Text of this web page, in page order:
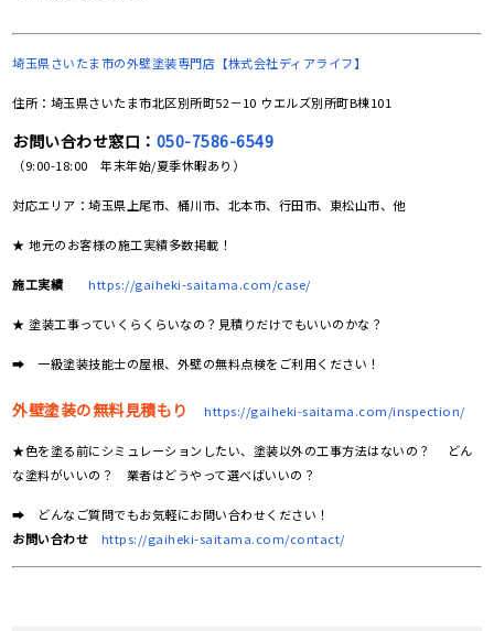
埼玉県さいたま市の外壁塗装専門店【株式会社ディアライフ】
住所：埼玉県さいたま市北区別所町52－10 ウエルズ別所町B棟101
お問い合わせ窓口： 050-7586-6549
（9:00-18:00 年末年始/夏季休暇あり）
対応エリア：埼玉県上尾市、桶川市、北本市、行田市、東松山市、他
★ 地元のお客様の施工実績多数掲載！
施工実績 https://gaiheki-saitama.com/case/
★ 塗装工事っていくらくらいなの？見積りだけでもいいのかな？
➡ 一級塗装技能士の屋根、外壁の無料点検をご利用ください！
外壁塗装の無料見積もり https://gaiheki-saitama.com/inspection/
★色を塗る前にシミュレーションしたい、塗装以外の工事方法はないの？ どん
な塗料がいいの？ 業者はどうやって選べばいいの？
➡ どんなご質問でもお気軽にお問い合わせください！
お問い合わせ
https://gaiheki-saitama.com/contact/